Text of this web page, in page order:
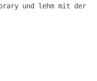
und lehm mit der